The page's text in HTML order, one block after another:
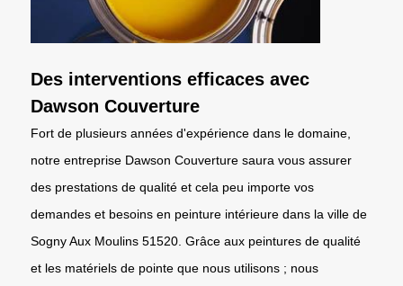
Des interventions efficaces avec
Dawson Couverture
Fort de plusieurs années d'expérience dans le domaine,
notre entreprise Dawson Couverture saura vous assurer
des prestations de qualité et cela peu importe vos
demandes et besoins en peinture intérieure dans la ville de
Sogny Aux Moulins 51520. Grâce aux peintures de qualité
et les matériels de pointe que nous utilisons ; nous